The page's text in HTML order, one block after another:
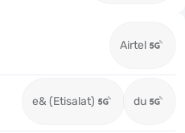
Airtel
e& (Etisalat) du